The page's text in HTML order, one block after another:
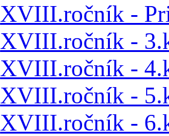
XVIII.ročník -
XVIII.ročník -
XVIII.ročník -
XVIII.ročník -
XVIII.ročník -